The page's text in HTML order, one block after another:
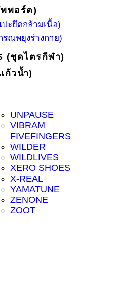
พอร์ต)
ปะยึดกล้ามเนื้อ)
รณพยุงร่างกาย)
(ชุดไตรกีฬา)
ก้วน้ำ)
UNPAUSE
VIBRAM
FIVEFINGERS
WILDER
WILDLIVES
XERO SHOES
X-REAL
YAMATUNE
ZENONE
ZOOT